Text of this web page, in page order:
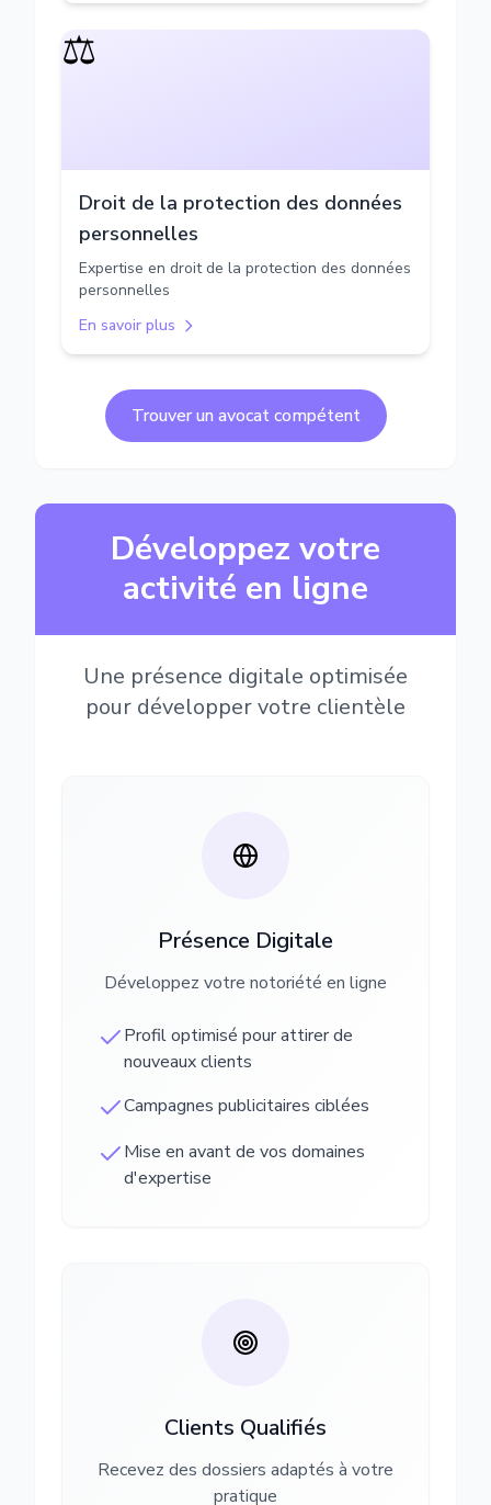
⚖️
Droit de la protection des données
personnelles
Expertise en droit de la protection des données
personnelles
En savoir plus
Trouver un avocat compétent
Développez votre
activité en ligne
Une présence digitale optimisée
pour développer votre clientèle
Présence Digitale
Développez votre notoriété en ligne
Profil optimisé pour attirer de
nouveaux clients
Campagnes publicitaires ciblées
Mise en avant de vos domaines
d'expertise
Clients Qualifiés
Recevez des dossiers adaptés à votre
pratique